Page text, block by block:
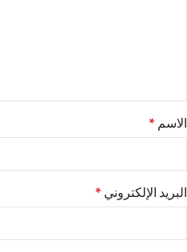
الاسم *
البريد الإلكتروني *